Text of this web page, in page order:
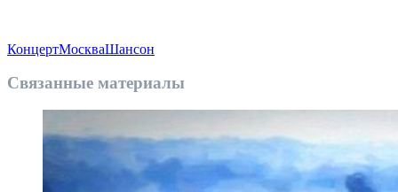
КонцертМоскваШансон
Связанные материалы